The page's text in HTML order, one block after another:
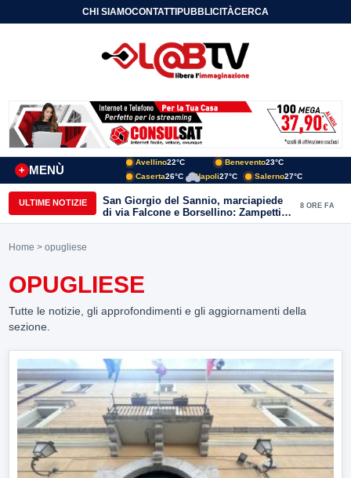
CHI SIAMOCONTATTIPUBBLICITÀCERCA
MENÙ
+
Avellino22°C Benevento23°C
Caserta26°C Napoli27°C Salerno27°C
ULTIME NOTIZIE
San Giorgio del Sannio, marciapiede
di via Falcone e Borsellino: Zampetti e
Lombardi replicano alle polemiche
8 ORE FA
Home > opugliese
OPUGLIESE
Tutte le notizie, gli approfondimenti e gli aggiornamenti della
sezione.